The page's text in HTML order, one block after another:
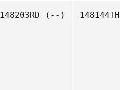
148203RD (--) 148144TH